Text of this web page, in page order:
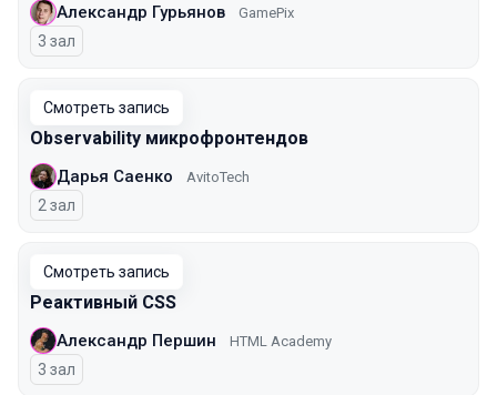
Александр Гурьянов GamePix
3 зал
Смотреть запись
Observability микрофронтендов
Дарья Саенко AvitoTech
2 зал
Смотреть запись
Реактивный CSS
Александр Першин HTML Academy
3 зал